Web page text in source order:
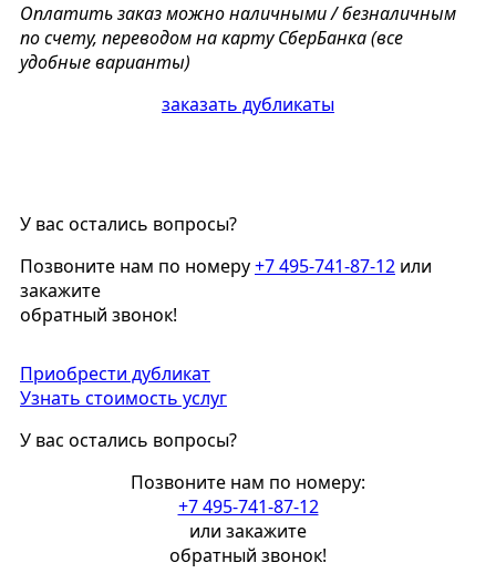
Оплатить заказ можно наличными / безналичным
по счету, переводом на карту СберБанка (все
удобные варианты)
заказать дубликаты
У вас остались вопросы?
Позвоните нам по номеру+7 495-741-87-12 или
закажите
обратный звонок!
Приобрести дубликат
Узнать стоимость услуг
У вас остались вопросы?
Позвоните нам по номеру:
+7 495-741-87-12
или закажите
обратный звонок!